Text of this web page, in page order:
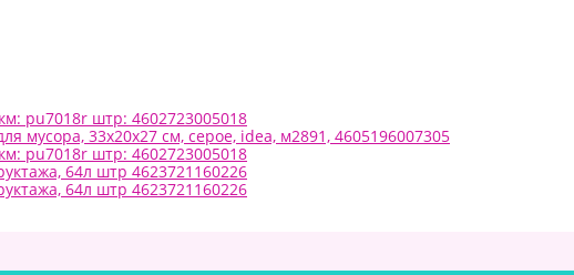
pu7018r штр: 4602723005018
мусора, 33х20х27 см, серое, idea, м2891, 4605196007305
pu7018r штр: 4602723005018
64л штр 4623721160226
64л штр 4623721160226